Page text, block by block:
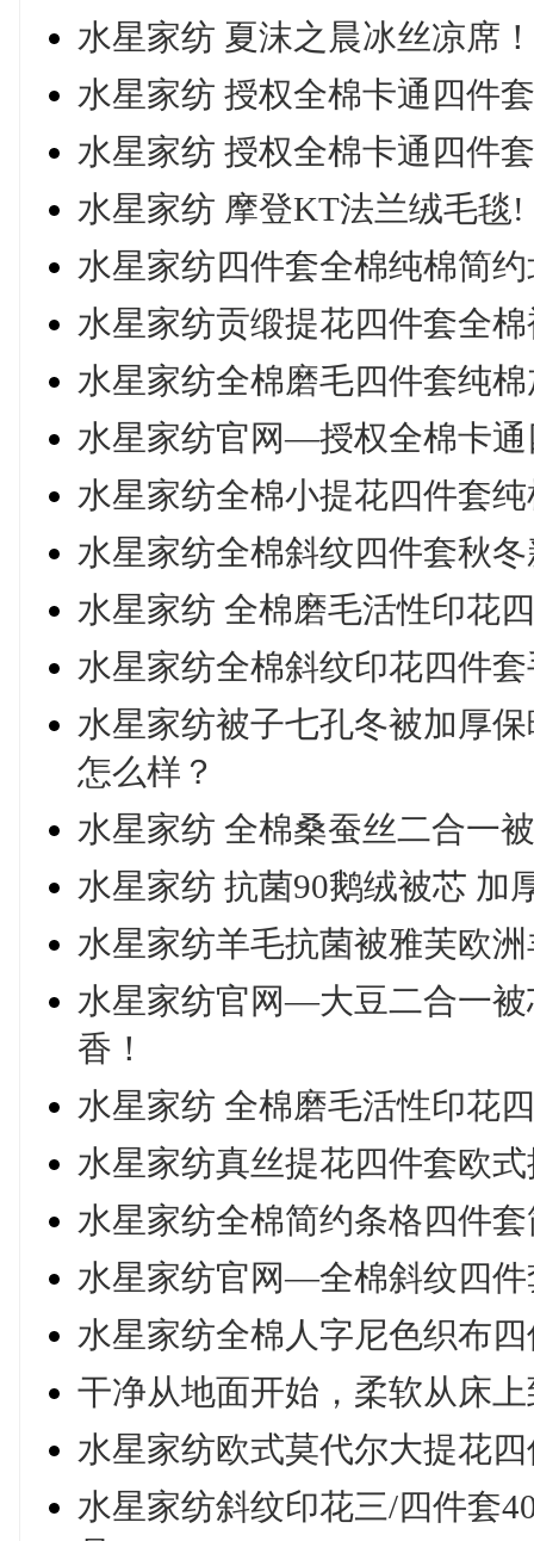
水星家纺 夏沫之晨冰丝凉席！
水星家纺 授权全棉卡通四件
水星家纺 授权全棉卡通四件
水星家纺 摩登KT法兰绒毛毯!
水星家纺四件套全棉纯棉简
水星家纺贡缎提花四件套全
水星家纺全棉磨毛四件套纯
水星家纺官网—授权全棉卡
水星家纺全棉小提花四件套
水星家纺全棉斜纹四件套秋
水星家纺 全棉磨毛活性印花
水星家纺全棉斜纹印花四件
水星家纺被子七孔冬被加厚
怎么样？
水星家纺 全棉桑蚕丝二合一
水星家纺 抗菌90鹅绒被芯 加
水星家纺羊毛抗菌被雅芙欧
水星家纺官网—大豆二合一
香！
水星家纺 全棉磨毛活性印花
水星家纺真丝提花四件套欧
水星家纺全棉简约条格四件
水星家纺官网—全棉斜纹四
水星家纺全棉人字尼色织布
干净从地面开始，柔软从床
水星家纺欧式莫代尔大提花
水星家纺斜纹印花三/四件套